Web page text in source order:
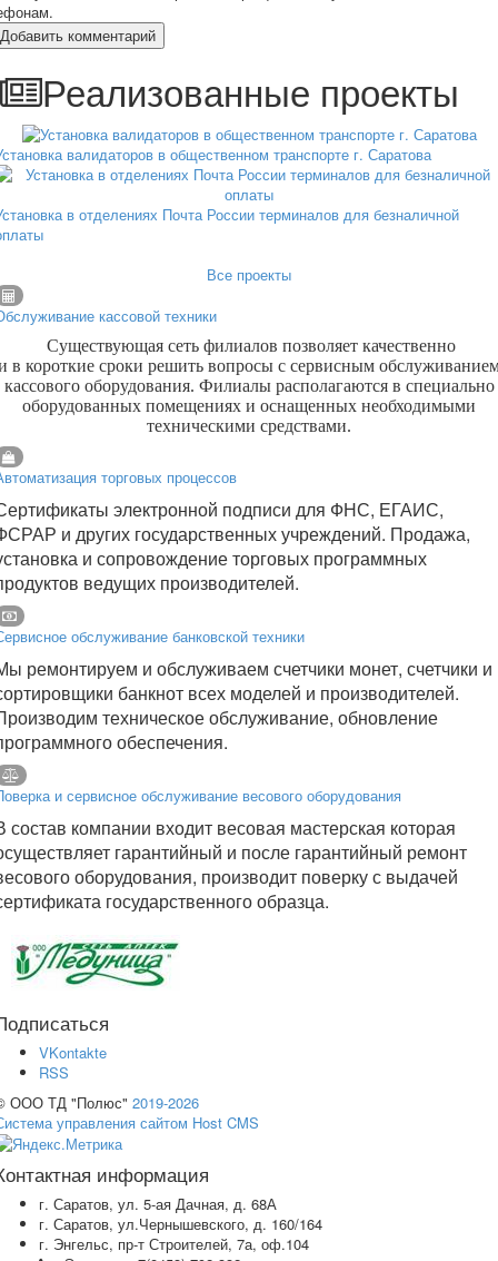
Добавить комментарий
Реализованные проекты
валидаторов в общественном транспорте г. Саратова
в отделениях Почта России терминалов для безналичной
Все проекты
кассовой техники
Существующая сеть филиалов позволяет качественно
в короткие сроки решить вопросы с сервисным
кассового оборудования. Филиалы располагаются в специально
оборудованных помещениях и оснащенных необходимыми
техническими средствами.
торговых процессов
электронной подписи для ФНС, ЕГАИС,
и других государственных учреждений. Продажа,
и сопровождение торговых программных
ведущих производителей.
обслуживание банковской техники
ремонтируем и обслуживаем счетчики монет, счетчики и
банкнот всех моделей и производителей.
техническое обслуживание, обновление
обеспечения.
и сервисное обслуживание весового оборудования
состав компании входит весовая мастерская которая
гарантийный и после гарантийный ремонт
оборудования, производит поверку с выдачей
государственного образца.
VKontakte
RSS
ООО ТД "Полюс" 2019-2026
управления сайтом Host CMS
информация
г. Саратов, ул. 5-ая Дачная, д. 68А
г. Саратов, ул.Чернышевского, д. 160/164
г. Энгельс, пр-т Строителей, 7а, оф.104